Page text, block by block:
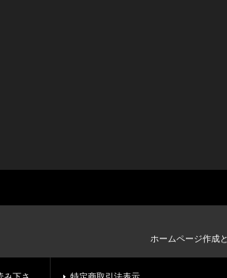
ホームページ作成